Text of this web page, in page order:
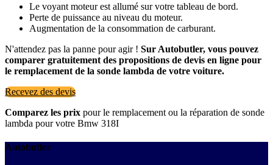
Le voyant moteur est allumé sur votre tableau de bord.
Perte de puissance au niveau du moteur.
Augmentation de la consommation de carburant.
N'attendez pas la panne pour agir ! Sur Autobutler, vous pouvez
comparer gratuitement des propositions de devis en ligne pour
le remplacement de la sonde lambda de votre voiture.
Recevez des devis
Comparez les prix pour le remplacement ou la réparation de sonde
lambda pour votre Bmw 318I
Autobutler